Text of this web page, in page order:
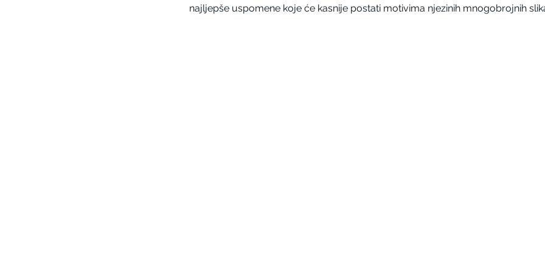
najljepše uspomene koje će kasnije postati motivima njezinih mnogobrojnih